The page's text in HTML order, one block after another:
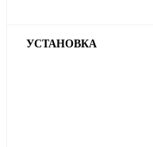
УСТАНОВКА